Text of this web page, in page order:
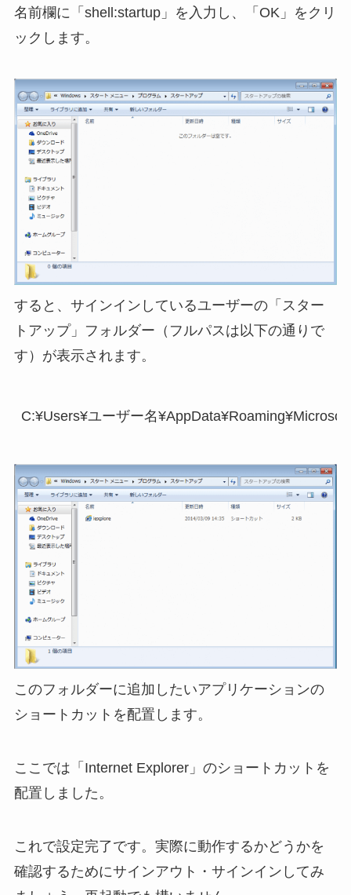
名前欄に「shell:startup」を入力し、「OK」をクリ
ックします。
すると、サインインしているユーザーの「スター
トアップ」フォルダー（フルパスは以下の通りで
す）が表示されます。
このフォルダーに追加したいアプリケーションの
ショートカットを配置します。
ここでは「Internet Explorer」のショートカットを
配置しました。
これで設定完了です。実際に動作するかどうかを
確認するためにサインアウト・サインインしてみ